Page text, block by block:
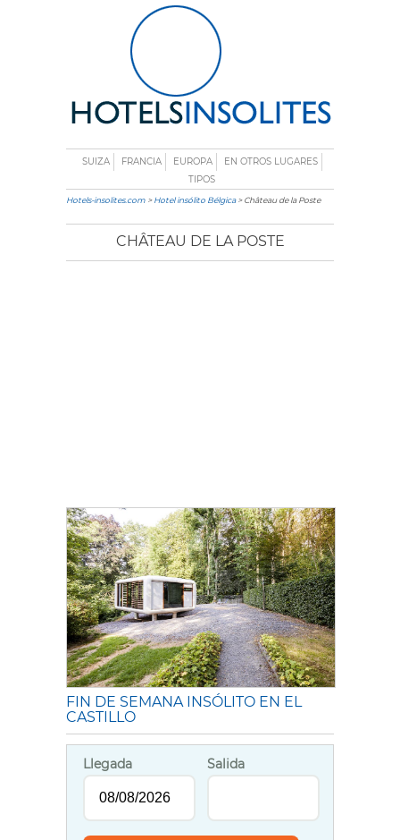
SUIZA FRANCIA EUROPA
EN OTROS LUGARES
TIPOS
Hotels-insolites.com >Hotel insólito Bélgica> Château de la Poste
CHÂTEAU DE LA POSTE
FIN DE SEMANA INSÓLITO EN EL
CASTILLO
Llegada Salida